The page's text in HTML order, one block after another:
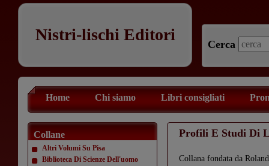
Nistri-lischi Editori
Cerca
Home Chi siamo Libri consigliati
Collane
Altri Volumi Su Pisa
Biblioteca Di Scienze Dell'uomo
Profili E Studi Di
Collana fondata da